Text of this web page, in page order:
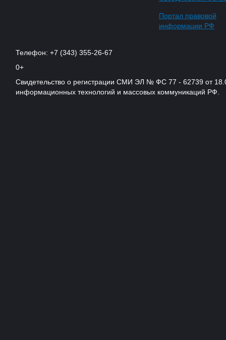
Портал правовой
информации РФ
Телефон: +7 (343) 355-26-67
0+
Свидетельство о регистрации СМИ ЭЛ № ФС 77 - 62739 от
информационных технологий и массовых коммуникаций РФ.